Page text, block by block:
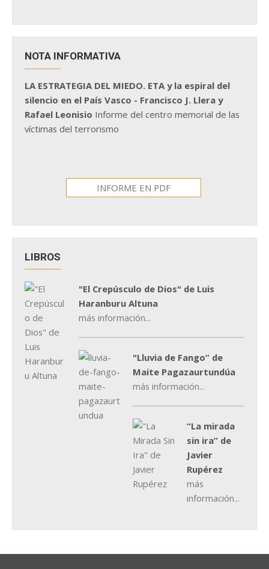
NOTA INFORMATIVA
LA ESTRATEGIA DEL MIEDO. ETA y la espiral del
silencio en el País Vasco - Francisco J. Llera y
Rafael Leonisio Informe del centro memorial de las
víctimas del terrorismo
INFORME EN PDF
LIBROS
"El Crepúsculo de Dios" de Luis
Haranburu Altuna
más información...
"Lluvia de Fango” de
Maite Pagazaurtundúa
más información...
“La mirada
sin ira” de
Javier
Rupérez
más
información...